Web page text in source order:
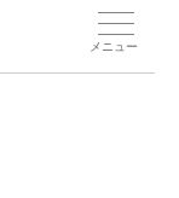
メニュー